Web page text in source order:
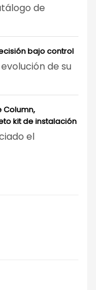
de
bajo control
de su
Column,
kit de instalación
el